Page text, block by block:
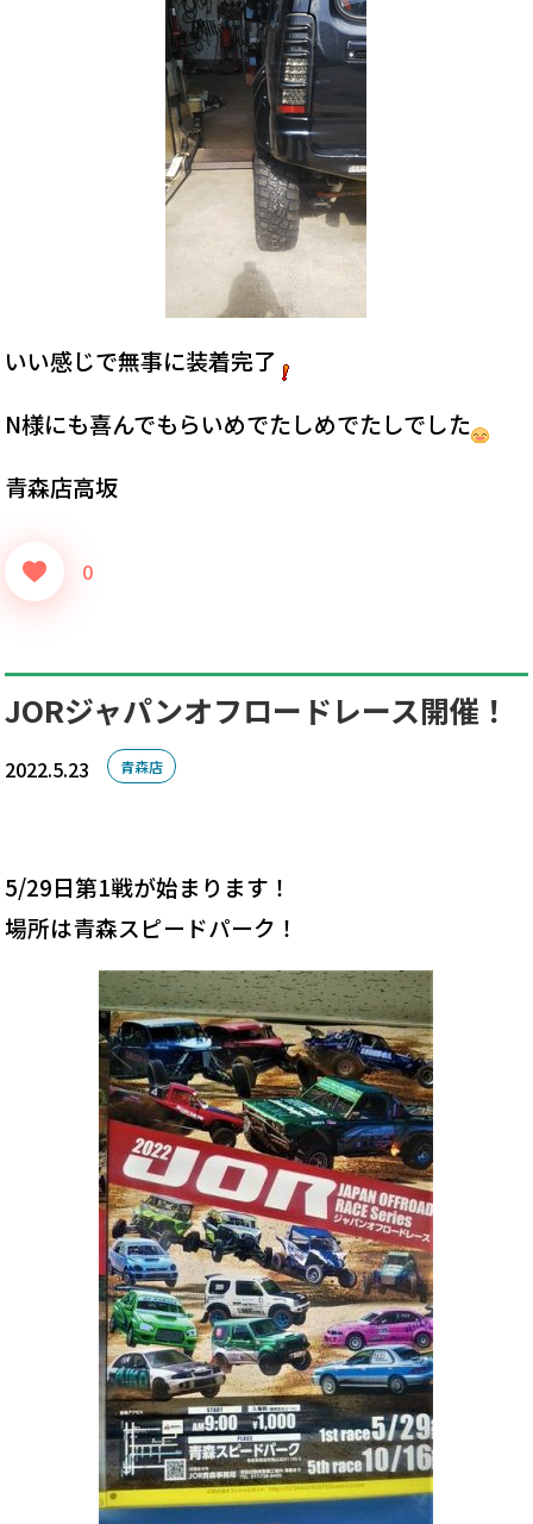
いい感じで無事に装着完了
N様にも喜んでもらいめでたしめでたしでした
青森店高坂
0
JORジャパンオフロードレース開催！
2022.5.23 青森店
5/29日第1戦が始まります！
場所は青森スピードパーク！